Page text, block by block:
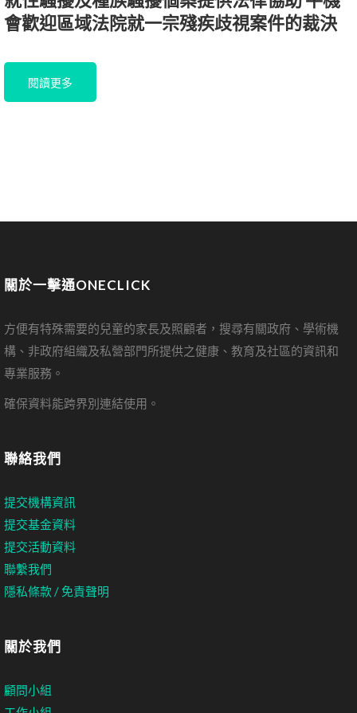
會歡迎區域法院就一宗殘疾歧視案件的裁決
閱讀更多
關於一擊通ONECLICK
方便有特殊需要的兒童的家長及照顧者，搜尋有關政府、學術機
構、非政府組織及私營部門所提供之健康、教育及社區的資訊和
專業服務。
確保資料能跨界別連結使用。
聯絡我們
提交機構資訊
提交基金資料
提交活動資料
聯繫我們
隱私條款 / 免責聲明
關於我們
顧問小組